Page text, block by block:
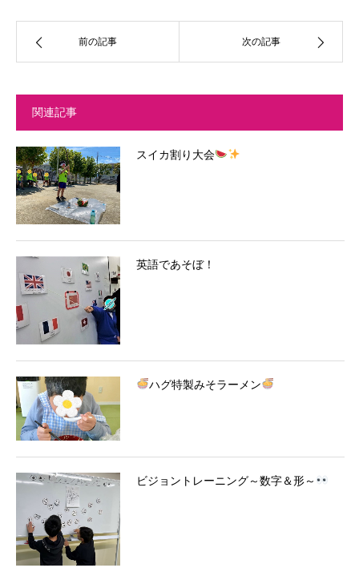
前の記事 次の記事
関連記事
スイカ割り大会
英語であそぼ！
ハグ特製みそラーメン
ビジョントレーニング～数字＆形～